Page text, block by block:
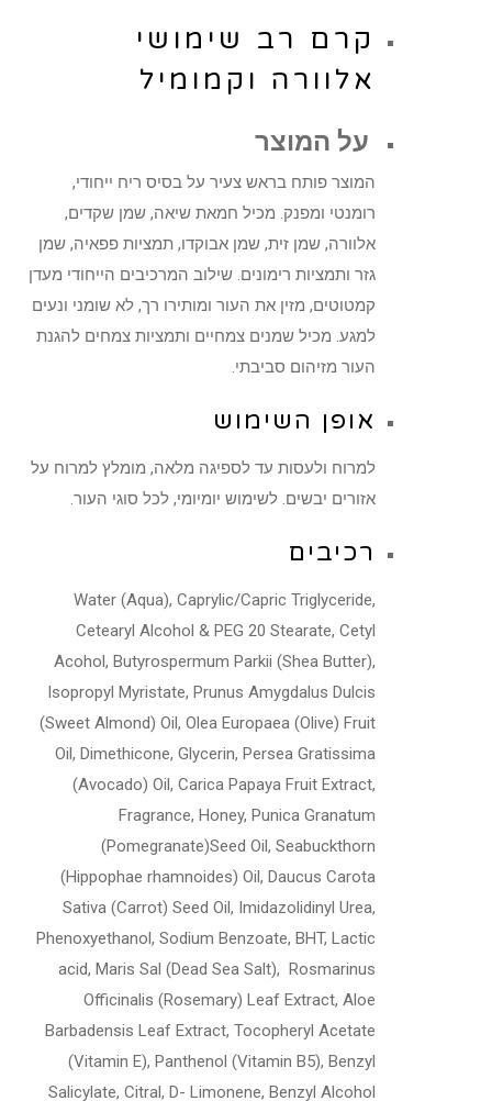
קרם רב שימושי
אלוורה וקמומיל
על המוצר
המוצר פותח בראש צעיר על בסיס ריח ייחודי,
רומנטי ומפנק. מכיל חמאת שיאה, שמן שקדים,
אלוורה, שמן זית, שמן אבוקדו, תמציות פפאיה, שמן
גזר ותמציות רימונים. שילוב המרכיבים הייחודי מעדן
קמטוטים, מזין את העור ומותירו רך, לא שומני ונעים
למגע. מכיל שמנים צמחיים ותמציות צמחים להגנת
העור מזיהום סביבתי.
אופן השימוש
למרוח ולעסות עד לספיגה מלאה, מומלץ למרוח על
אזורים יבשים. לשימוש יומיומי, לכל סוגי העור.
רכיבים
Water (Aqua), Caprylic/Capric Triglyceride,
Cetearyl Alcohol & PEG 20 Stearate, Cetyl
Acohol, Butyrospermum Parkii (Shea Butter),
Isopropyl Myristate, Prunus Amygdalus Dulcis
(Sweet Almond) Oil, Olea Europaea (Olive) Fruit
Oil, Dimethicone, Glycerin, Persea Gratissima
(Avocado) Oil, Carica Papaya Fruit Extract,
Fragrance, Honey, Punica Granatum
(Pomegranate)Seed Oil, Seabuckthorn
(Hippophae rhamnoides) Oil, Daucus Carota
Sativa (Carrot) Seed Oil, Imidazolidinyl Urea,
Phenoxyethanol, Sodium Benzoate, BHT, Lactic
acid, Maris Sal (Dead Sea Salt), Rosmarinus
Officinalis (Rosemary) Leaf Extract, Aloe
Barbadensis Leaf Extract, Tocopheryl Acetate
(Vitamin E), Panthenol (Vitamin B5), Benzyl
Salicylate, Citral, D- Limonene, Benzyl Alcohol